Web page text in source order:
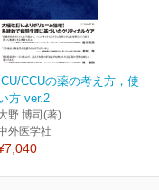
ICU/CCUの薬の考え方，使
方 ver.2
野 博司(著)
外医学社